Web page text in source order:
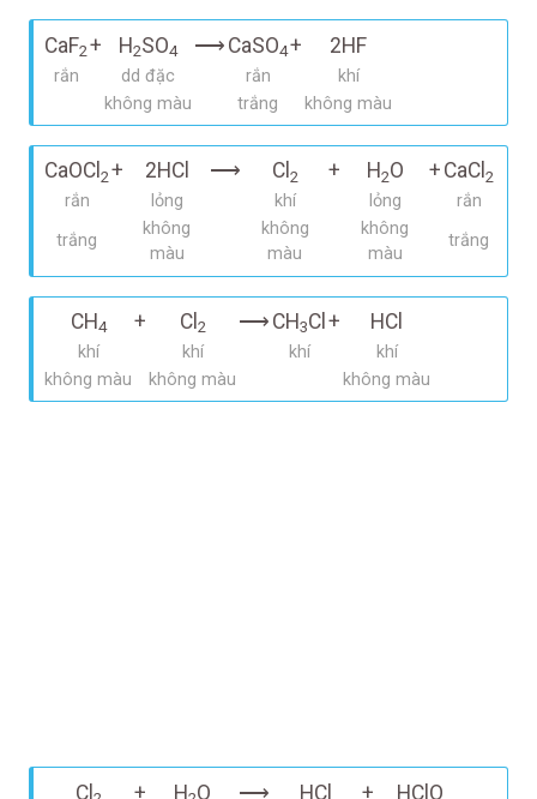
CaF2 + H2SO4 ⟶ CaSO4+ 2HF
rắn dd đặc rắn
khí
không màu
trắng không màu
CaOCl 2 + 2HCl ⟶ Cl 2 + H 2O + CaCl 2
rắn lỏng khí lỏng
rắn
trắng
không
màu
không
màu
không
màu
trắng
CH 4 + Cl 2 ⟶ CH 3Cl + HCl
khí khí khí
khí
không màu
không màu không màu
Cl + H O ⟶ HCl + HClO